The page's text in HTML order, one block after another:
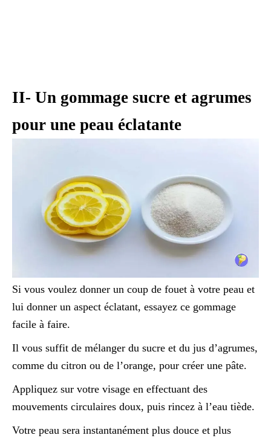
II- Un gommage sucre et agrumes
pour une peau éclatante
Si vous voulez donner un coup de fouet à votre peau et
lui donner un aspect éclatant, essayez ce gommage
facile à faire.
Il vous suffit de mélanger du sucre et du jus d’agrumes,
comme du citron ou de l’orange, pour créer une pâte.
Appliquez sur votre visage en effectuant des
mouvements circulaires doux, puis rincez à l’eau tiède.
Votre peau sera instantanément plus douce et plus